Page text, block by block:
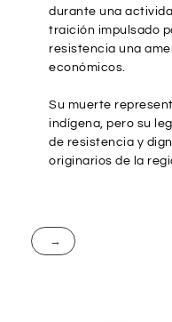
durante una
traición impulsado
resistencia una
económicos.
Su muerte
indígena, pero su
de resistencia y
originarios de la